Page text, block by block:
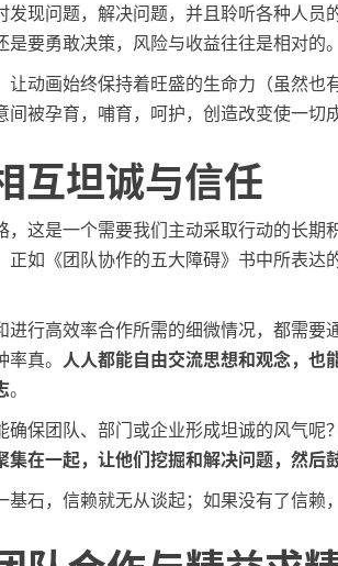
发现问题，解决问题，并且聆听各种人员
要勇敢决策，风险与收益往往是相对的。
让动画始终保持着旺盛的生命力（虽然也
被孕育，哺育，呵护，创造改变使一切
互坦诚与信任
，这是一个需要我们主动采取行动的长期
正如《团队协作的五大障碍》书中所表达
进行高效率合作所需的细微情况，都需要
真。
人人都能自由交流思想和观念，也
。
确保团队、部门或企业形成坦诚的风气呢
集在一起，让他们挖掘和解决问题，然后
基石，信赖就无从谈起；如果没有了信赖